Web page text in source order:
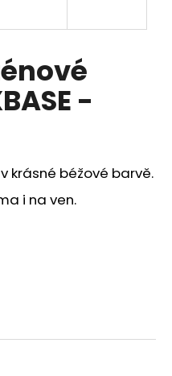
-
krásné béžové barvě.
i na ven.